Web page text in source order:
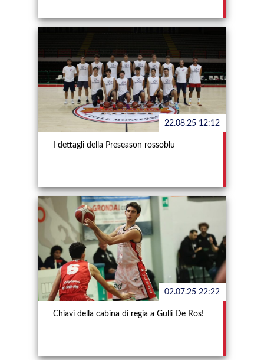
22.08.25 12:12
I dettagli della Preseason rossoblu
02.07.25 22:22
Chiavi della cabina di regia a Gulli De Ros!